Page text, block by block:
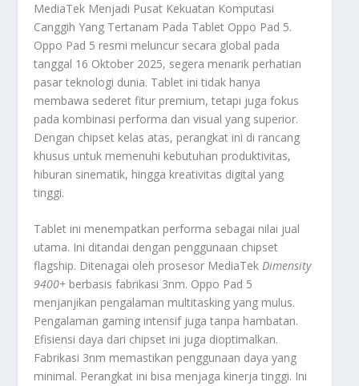
MediaTek Menjadi Pusat Kekuatan Komputasi
Canggih Yang Tertanam Pada Tablet Oppo Pad 5.
Oppo Pad 5 resmi meluncur secara global pada
tanggal 16 Oktober 2025, segera menarik perhatian
pasar teknologi dunia. Tablet ini tidak hanya
membawa sederet fitur premium, tetapi juga fokus
pada kombinasi performa dan visual yang superior.
Dengan chipset kelas atas, perangkat ini di rancang
khusus untuk memenuhi kebutuhan produktivitas,
hiburan sinematik, hingga kreativitas digital yang
tinggi.
Tablet ini menempatkan performa sebagai nilai jual
utama. Ini ditandai dengan penggunaan chipset
flagship. Ditenagai oleh prosesor MediaTekDimensity
9400+ berbasis fabrikasi 3nm. Oppo Pad 5
menjanjikan pengalaman multitasking yang mulus.
Pengalaman gaming intensif juga tanpa hambatan.
Efisiensi daya dari chipset ini juga dioptimalkan.
Fabrikasi 3nm memastikan penggunaan daya yang
minimal. Perangkat ini bisa menjaga kinerja tinggi. Ini